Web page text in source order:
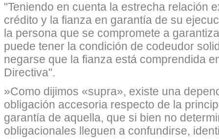
"Teniendo en cuenta la estrecha relación
crédito y la fianza en garantía de su
la persona que se compromete a
puede tener la condición de codeudor
negarse que la fianza está comprendida
Directiva".
»Como dijimos «supra», existe una
obligación accesoria respecto de la
garantía de aquella, que si bien no
obligacionales lleguen a confundirse,